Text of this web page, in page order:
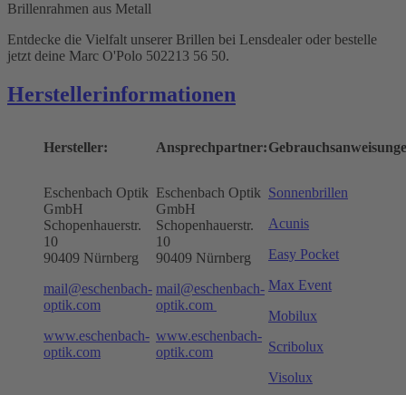
Brillenrahmen aus Metall
Entdecke die Vielfalt unserer Brillen bei Lensdealer oder bestelle
jetzt deine Marc O'Polo 502213 56 50.
Herstellerinformationen
Hersteller:
Eschenbach Optik
GmbH
Schopenhauerstr.
10
90409 Nürnberg
mail@eschenbach-
optik.com
www.eschenbach-
optik.com
Ansprechpartner:
Eschenbach Optik
GmbH
Schopenhauerstr.
10
90409 Nürnberg
mail@eschenbach-
optik.com
www.eschenbach-
optik.com
Sonnenbrillen
Acunis
Easy Pocket
Max Event
Mobilux
Scribolux
Visolux